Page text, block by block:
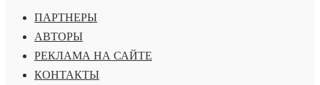
ПАРТНЕРЫ
АВТОРЫ
РЕКЛАМА НА САЙТЕ
КОНТАКТЫ